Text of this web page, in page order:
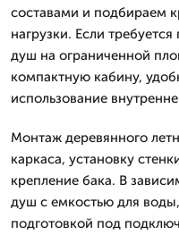
составами и подбираем
нагрузки. Если
душ на ограниченной
компактную кабину,
использование
Монтаж деревянного
каркаса, установку
крепление бака. В
душ с емкостью для
подготовкой под